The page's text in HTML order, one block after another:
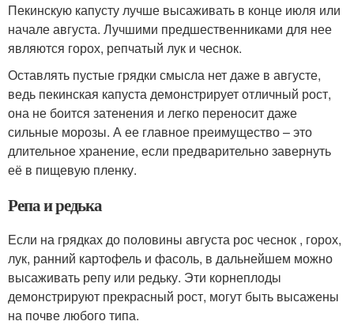
Пекинскую капусту лучше высаживать в конце июля или
начале августа. Лучшими предшественниками для нее
являются горох, репчатый лук и чеснок.
Оставлять пустые грядки смысла нет даже в августе,
ведь пекинская капуста демонстрирует отличный рост,
она не боится затенения и легко переносит даже
сильные морозы. А ее главное преимущество – это
длительное хранение, если предварительно завернуть
её в пищевую пленку.
Репа и редька
Если на грядках до половины августа рос чеснок , горох,
лук, ранний картофель и фасоль, в дальнейшем можно
высаживать репу или редьку. Эти корнеплоды
демонстрируют прекрасный рост, могут быть высажены
на почве любого типа.